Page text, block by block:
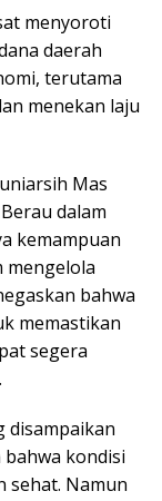
menyoroti
daerah
terutama
menekan laju
Mas
dalam
kemampuan
mengelola
bahwa
memastikan
segera
disampaikan
kondisi
sehat. Namun